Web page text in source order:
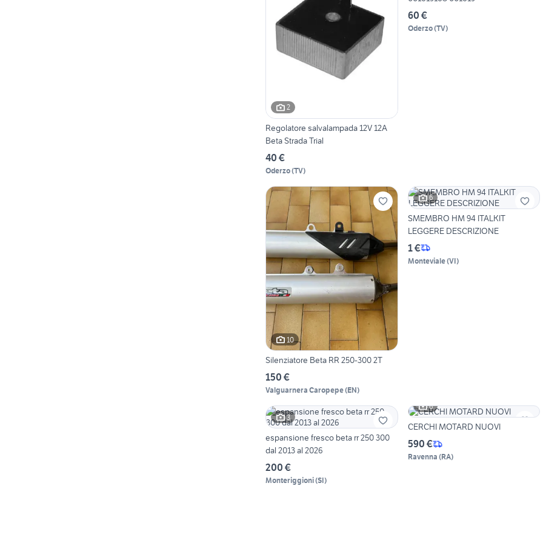
2
Regolatore salvalampada 12V 12A
Beta Strada Trial
40 €
Oderzo(TV)
60 €
Oderzo(TV)
10
Silenziatore Beta RR 250-300 2T
150 €
Valguarnera Caropepe(EN)
6
SMEMBRO HM 94 ITALKIT
LEGGERE DESCRIZIONE
1 €
Monteviale(VI)
3
espansione fresco beta rr 250 300
dal 2013 al 2026
200 €
Monteriggioni(SI)
6
CERCHI MOTARD NUOVI
590 €
Ravenna (RA)